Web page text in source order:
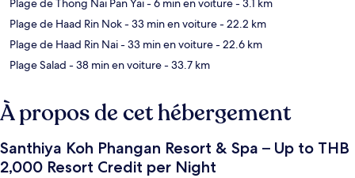
Plage de Thong Nai Pan Yai- 6 min en voiture- 3.1 km
Plage de Haad Rin Nok- 33 min en voiture- 22.2 km
Plage de Haad Rin Nai- 33 min en voiture- 22.6 km
Plage Salad - 38 min en voiture- 33.7 km
À propos de cet hébergement
Santhiya Koh Phangan Resort & Spa – Up to THB
2,000 Resort Credit per Night